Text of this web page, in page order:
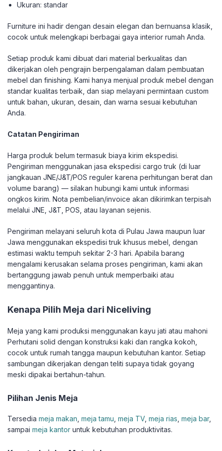
Ukuran: standar
Furniture ini hadir dengan desain elegan dan bernuansa klasik,
cocok untuk melengkapi berbagai gaya interior rumah Anda.
Setiap produk kami dibuat dari material berkualitas dan
dikerjakan oleh pengrajin berpengalaman dalam pembuatan
mebel dan finishing. Kami hanya menjual produk mebel dengan
standar kualitas terbaik, dan siap melayani permintaan custom
untuk bahan, ukuran, desain, dan warna sesuai kebutuhan
Anda.
Catatan Pengiriman
Harga produk belum termasuk biaya kirim ekspedisi.
Pengiriman menggunakan jasa ekspedisi cargo truk (di luar
jangkauan JNE/J&T/POS reguler karena perhitungan berat dan
volume barang) — silakan hubungi kami untuk informasi
ongkos kirim. Nota pembelian/invoice akan dikirimkan terpisah
melalui JNE, J&T, POS, atau layanan sejenis.
Pengiriman melayani seluruh kota di Pulau Jawa maupun luar
Jawa menggunakan ekspedisi truk khusus mebel, dengan
estimasi waktu tempuh sekitar 2-3 hari. Apabila barang
mengalami kerusakan selama proses pengiriman, kami akan
bertanggung jawab penuh untuk memperbaiki atau
menggantinya.
Kenapa Pilih Meja dari Niceliving
Meja yang kami produksi menggunakan kayu jati atau mahoni
Perhutani solid dengan konstruksi kaki dan rangka kokoh,
cocok untuk rumah tangga maupun kebutuhan kantor. Setiap
sambungan dikerjakan dengan teliti supaya tidak goyang
meski dipakai bertahun-tahun.
Pilihan Jenis Meja
Tersedia meja makan meja tamu meja TV, meja rias meja bar,
sampai meja kantor untuk kebutuhan produktivitas.